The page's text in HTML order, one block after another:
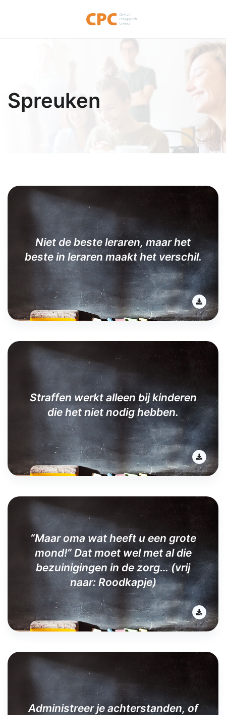
Spreuken
Niet de beste leraren, maar het
beste in leraren maakt het verschil.
Straffen werkt alleen bij kinderen
die het niet nodig hebben.
“Maar oma wat heeft u een grote
mond!” Dat moet wel met al die
bezuinigingen in de zorg… (vrij
naar: Roodkapje)
Administreer je achterstanden, of